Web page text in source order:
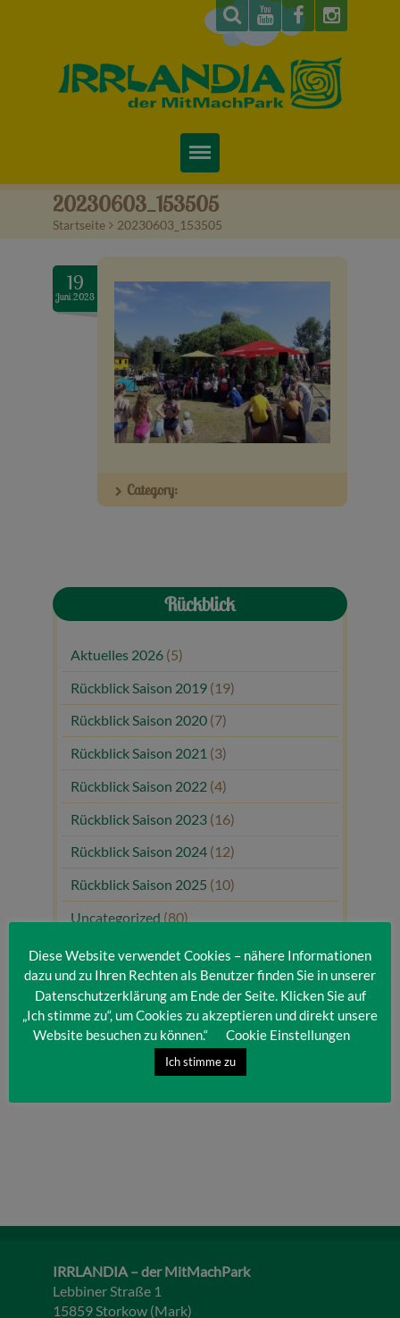
Startseite
Preise & Infos
Tickets
Attraktionen
Videos
Veranstaltungen
Baumpaten
20230603_153505
Startseite > 20230603_153505
19
Juni.2023
Category:
Rückblick
Aktuelles 2026 (5)
Rückblick Saison 2019 (19)
Rückblick Saison 2020 (7)
Rückblick Saison 2021 (3)
Rückblick Saison 2022 (4)
Rückblick Saison 2023 (16)
Rückblick Saison 2024 (12)
Rückblick Saison 2025 (10)
Uncategorized (80)
Unsere Gäste(1)
IRRLANDIA – der MitMachPark
Lebbiner Straße 1
15859 Storkow (Mark)
Diese Website verwendet Cookies – nähere Informationen
dazu und zu Ihren Rechten als Benutzer finden Sie in unserer
Datenschutzerklärung am Ende der Seite. Klicken Sie auf
„Ich stimme zu“, um Cookies zu akzeptieren und direkt unsere
Website besuchen zu können.“
Cookie Einstellungen
Ich stimme zu